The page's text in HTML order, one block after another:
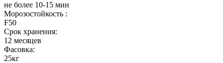
не более 10-15 мин
Морозостойкость :
F50
Срок хранения:
12 месяцев
Фасовка:
25кг